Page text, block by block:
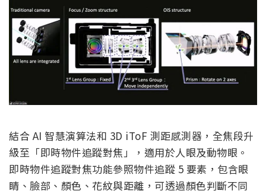
結合 AI 智慧演算法和 3D iToF 測距感測器，全焦段升
級至「即時物件追蹤對焦」，適用於人眼及動物眼。
即時物件追蹤對焦功能參照物件追蹤 5 要素，包含眼
睛、臉部、顏色、花紋與距離，可透過顏色判斷不同